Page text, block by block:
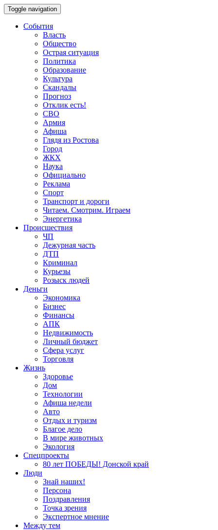
Toggle navigation
События
Власть
Общество
Острая ситуация
Политика
Образование
Культура
Скандалы
Прогноз
Отклик есть!
СВО
Армия
Афиша
Глядя из Ростова
Город
ЖКХ
Наука
Официально
Реклама
Спорт
Транспорт и дороги
Читаем. Смотрим. Играем
Энергетика
Происшествия
ЧП
Дежурная часть
ДТП
Криминал
Курьезы
Розыск людей
Деньги
Экономика
Бизнес
Финансы
АПК
Недвижимость
Личный бюджет
Сфера услуг
Торговля
Жизнь
Здоровье
Дом
Технологии
Афиша недели
Авто
Отдых и туризм
Благое дело
В мире животных
Экология
Спецпроекты
80 лет ПОБЕДЫ! Донской край
Люди
Знай наших!
Персона
Поздравления
Точка зрения
Экспертное мнение
Между тем